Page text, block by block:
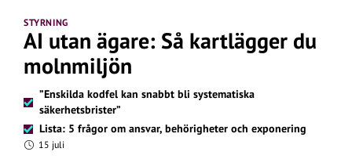
STYRNING
AI utan ägare: Så kartlägger du
molnmiljön
”Enskilda kodfel kan snabbt bli systematiska
säkerhetsbrister”
Lista: 5 frågor om ansvar, behörigheter och exponering
15 juli